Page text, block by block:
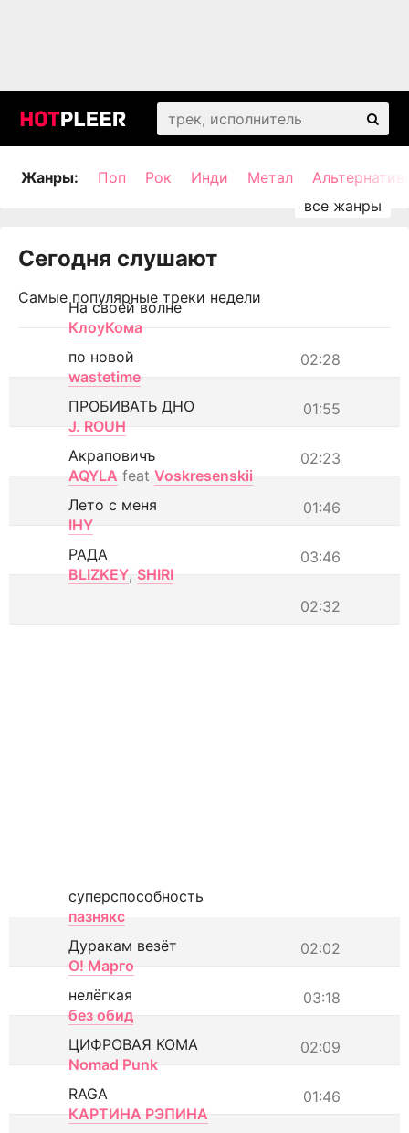
Жанры: Поп Рок Инди Метал
Сегодня слушают
Самые популярные треки недели
На своей волне
КлоуКома
02:28
по новой
wastetime
01:55
ПРОБИВАТЬ ДНО
J. ROUH
02:23
Акраповичъ
AQYLA feat Voskresenskii
01:46
Лето с меня
IHY
03:46
РАДА
BLIZKEY, SHIRI
02:32
суперспособность
пазнякс
02:02
Дуракам везёт
О! Марго
03:18
нелёгкая
без обид
02:09
ЦИФРОВАЯ КОМА
Nomad Punk
01:46
RAGA
КАРТИНА РЭПИНА